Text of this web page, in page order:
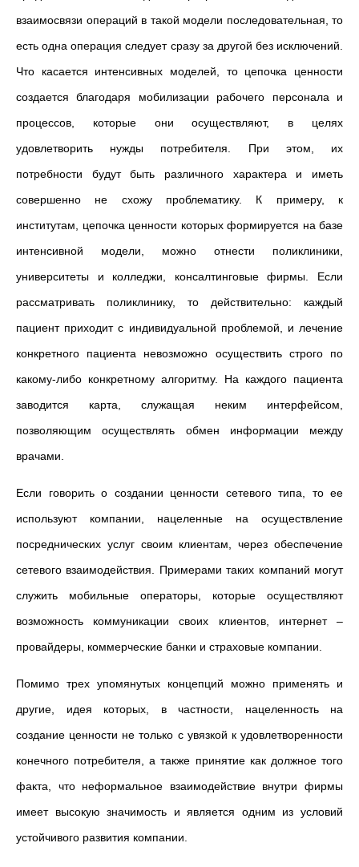
взаимосвязи операций в такой модели последовательная, то
есть одна операция следует сразу за другой без исключений.
Что касается интенсивных моделей, то цепочка ценности
создается благодаря мобилизации рабочего персонала и
процессов, которые они осуществляют, в целях
удовлетворить нужды потребителя. При этом, их
потребности будут быть различного характера и иметь
совершенно не схожу проблематику. К примеру, к
институтам, цепочка ценности которых формируется на базе
интенсивной модели, можно отнести поликлиники,
университеты и колледжи, консалтинговые фирмы. Если
рассматривать поликлинику, то действительно: каждый
пациент приходит с индивидуальной проблемой, и лечение
конкретного пациента невозможно осуществить строго по
какому-либо конкретному алгоритму. На каждого пациента
заводится карта, служащая неким интерфейсом,
позволяющим осуществлять обмен информации между
врачами.
Если говорить о создании ценности сетевого типа, то ее
используют компании, нацеленные на осуществление
посреднических услуг своим клиентам, через обеспечение
сетевого взаимодействия. Примерами таких компаний могут
служить мобильные операторы, которые осуществляют
возможность коммуникации своих клиентов, интернет –
провайдеры, коммерческие банки и страховые компании.
Помимо трех упомянутых концепций можно применять и
другие, идея которых, в частности, нацеленность на
создание ценности не только с увязкой к удовлетворенности
конечного потребителя, а также принятие как должное того
факта, что неформальное взаимодействие внутри фирмы
имеет высокую значимость и является одним из условий
устойчивого развития компании.